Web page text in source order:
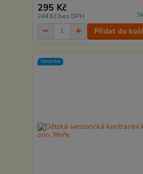
295 Kč
244 Kč bez DPH
Přidat do
Novinka